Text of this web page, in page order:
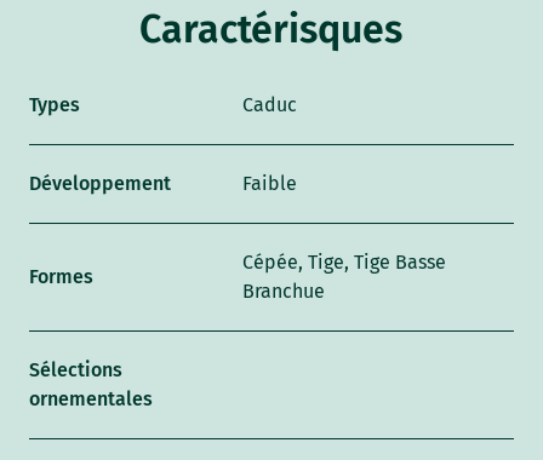
Caractérisques
Types Caduc
Développement Faible
Formes
Cépée, Tige, Tige Basse
Branchue
Sélections
ornementales